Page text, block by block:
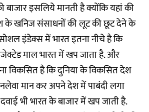
बाजार इसलिये मानती है क्योंकि यहां की
के खनिज संसाधनों की लूट की छूट देने के
इंडेक्स में भारत इतना नीचे है कि
माल भारत में खप जाता है. और
विकसित है कि दुनिया के विकसित देश
मान कर अपने देश में पाबंदी लगा
भी भारत के बाजार में खप जाती है.